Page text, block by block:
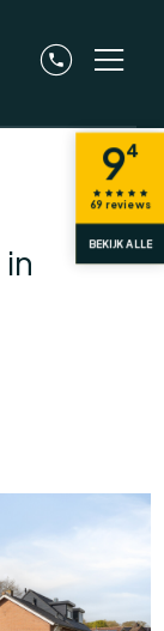
94
69reviews
BEKIJK ALLE
in